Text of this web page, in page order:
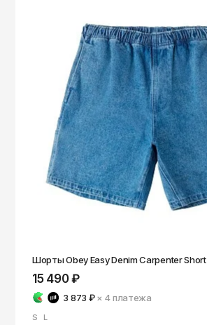
Шорты Obey Easy Denim Carpenter Short
15 490 ₽
3 873 ₽ × 4платежа
S L